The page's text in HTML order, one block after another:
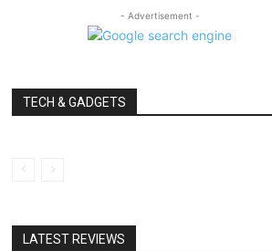
- Advertisement -
TECH & GADGETS
LATEST REVIEWS